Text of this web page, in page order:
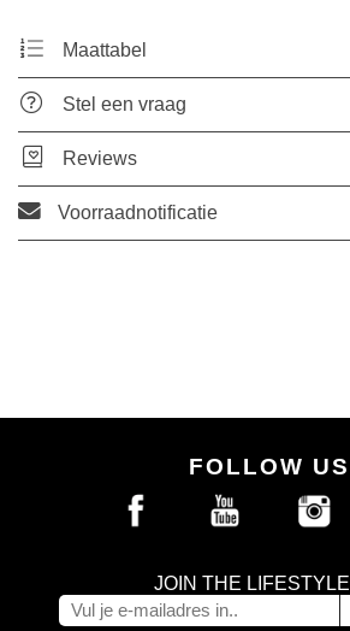
Maattabel
Stel een vraag
Reviews
Voorraadnotificatie
FOLLOW US
JOIN THE LIFESTYLE